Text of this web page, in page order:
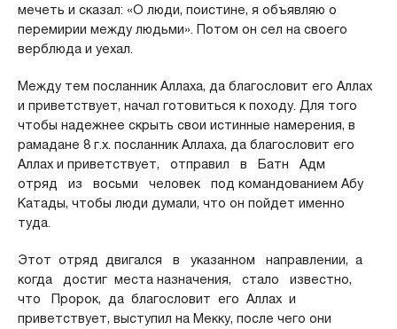
мечеть и сказал: «О люди, поистине, я объявляю о
перемирии между людьми». Потом он сел на своего
верблюда и уехал.
Между тем посланник Аллаха, да благословит его Аллах
и приветствует, начал готовиться к походу. Для того
чтобы надежнее скрыть свои истинные намерения, в
рамадане 8 г.х. посланник Аллаха, да благословит его
Аллах и приветствует, отправил в Батн Адм
отряд из восьми человек под командованием Абу
Катады, чтобы люди думали, что он пойдет именно
туда.
Этот отряд двигался в указанном направлении, а
когда достиг места назначения, стало известно,
что Пророк, да благословит его Аллах и
приветствует, выступил на Мекку, после чего они